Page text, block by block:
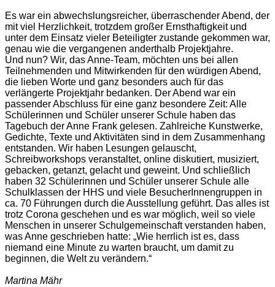
Es war ein abwechslungsreicher, überraschender Abend, der
mit viel Herzlichkeit, trotzdem großer Ernsthaftigkeit und
unter dem Einsatz vieler Beteiligter zustande gekommen war,
genau wie die vergangenen anderthalb Projektjahre.
Und nun? Wir, das Anne-Team, möchten uns bei allen
Teilnehmenden und Mitwirkenden für den würdigen Abend,
die lieben Worte und ganz besonders auch für das
verlängerte Projektjahr bedanken. Der Abend war ein
passender Abschluss für eine ganz besondere Zeit: Alle
Schülerinnen und Schüler unserer Schule haben das
Tagebuch der Anne Frank gelesen. Zahlreiche Kunstwerke,
Gedichte, Texte und Aktivitäten sind in dem Zusammenhang
entstanden. Wir haben Lesungen gelauscht,
Schreibworkshops veranstaltet, online diskutiert, musiziert,
gebacken, getanzt, gelacht und geweint. Und schließlich
haben 32 Schülerinnen und Schüler unserer Schule alle
Schulklassen der HHS und viele BesucherInnengruppen in
ca. 70 Führungen durch die Ausstellung geführt. Das alles ist
trotz Corona geschehen und es war möglich, weil so viele
Menschen in unserer Schulgemeinschaft verstanden haben,
was Anne geschrieben hatte: „Wie herrlich ist es, dass
niemand eine Minute zu warten braucht, um damit zu
beginnen, die Welt zu verändern.“
Martina Mähr